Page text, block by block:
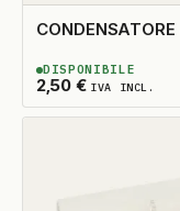
2,50 € IVA INCL.
2DISPONIBILI
DISPONIBILE